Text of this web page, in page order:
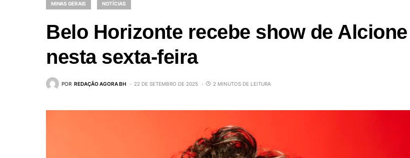
MINAS GERAIS NOTÍCIAS
Belo Horizonte recebe show de Alcione
nesta sexta-feira
POR REDAÇÃO AGORA BH 22 DE SETEMBRO DE 2025 2 MINUTOS DE LEITURA